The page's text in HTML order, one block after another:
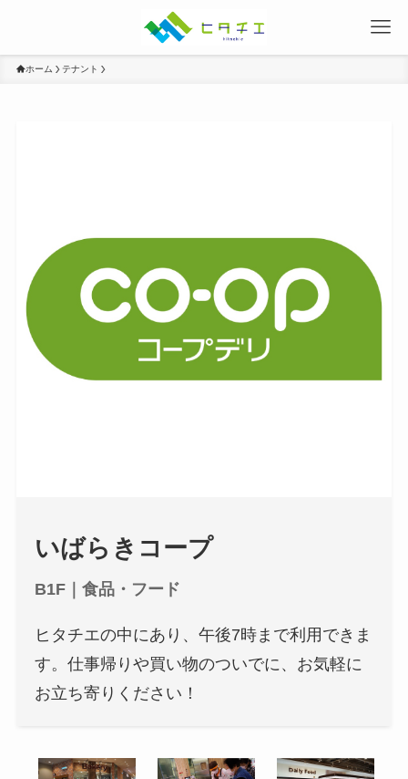
ホーム テナント
いばらきコープ
B1F｜食品・フード
ヒタチエの中にあり、午後7時まで利用できま
す。仕事帰りや買い物のついでに、お気軽に
お立ち寄りください！